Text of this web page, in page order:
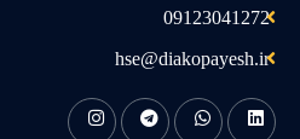
09123041272
hse@diakopayesh.ir